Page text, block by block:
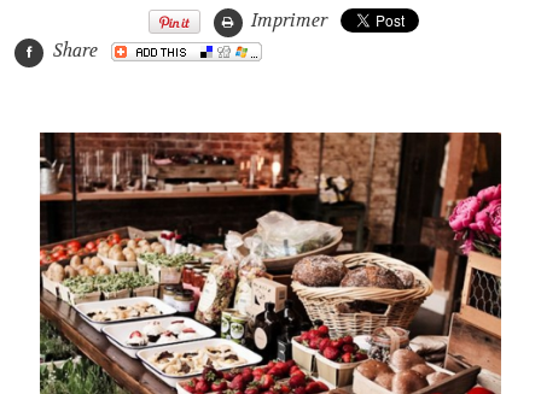
Imprimer
Share